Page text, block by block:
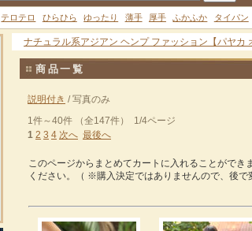
テロテロ ひらひら ゆったり 薄手 厚手 ふかふか タイパン
ナチュラル系アジアン ヘンプ ファッション【パヤカ
商品一覧
説明付き / 写真のみ
1件～40件 （全147件） 1/4ページ
1 2 3 4 次へ 最後へ
このページからまとめてカートに入れることがで
ください。（ ※購入決定ではありませんので、後で